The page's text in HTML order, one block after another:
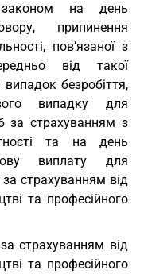
законом на день
припинення
пов’язаної з
від такої
безробіття,
випадку для
за страхуванням з
та на день
виплату для
страхуванням від
та професійного
страхуванням від
та професійного